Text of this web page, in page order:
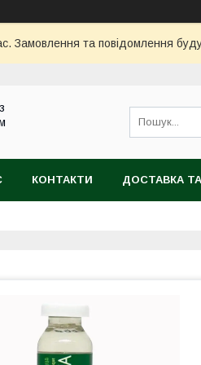
Замовлення та повідомлення
КОНТАКТИ ДОСТАВКА